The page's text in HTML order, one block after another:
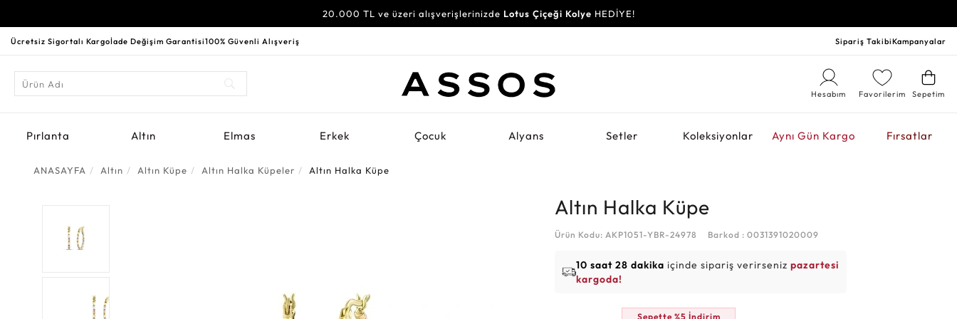
20.000 TL ve üzeri alışverişlerinizde Lotus Çiçeği Kolye HEDİYE!
Ücretsiz Sigortalı Kargoİade Değişim Garantisi100% Güvenli Alışveriş Sipariş TakibiKampanyalar
Sepetim
Favorilerim
Hesabım
Pırlanta Altın Elmas Erkek Çocuk Alyans Setler Koleksiyonlar Aynı Gün Kargo Fırsatlar
ANASAYFA Altın Altın Küpe Altın Halka Küpeler Altın Halka Küpe
Altın Halka Küpe
Ürün Kodu: AKP1051-YBR-24978 Barkod : 0031391020009
10 saat 28 dakika içinde sipariş verirsenizpazartesi
kargoda!
Sepette %5 İndirim